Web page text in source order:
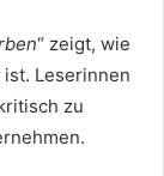
“ zeigt, wie
Leserinnen
zu